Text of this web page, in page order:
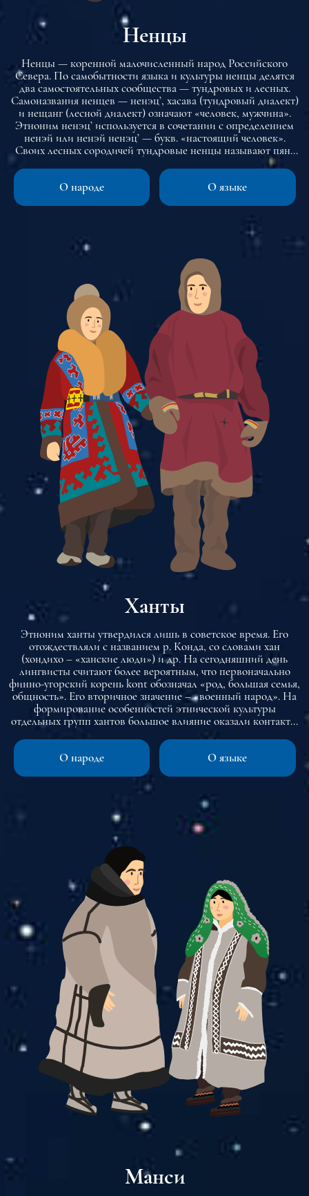
Ненцы
Ненцы — коренной малочисленный народ Российского
Севера. По самобытности языка и культуры ненцы делятся
два самостоятельных сообщества — тундровых и лесных.
Самоназвания ненцев — ненэц’, хасава (тундровый диалект)
и нещанг (лесной диалект) означают «человек, мужчина».
Этноним ненэц’ используется в сочетании с определением
ненэй или ненэй ненэц’ — букв. «настоящий человек».
Своих лесных сородичей тундровые ненцы называют пян-
хасава («лесной человек») или Пяками (по названию самого
многочисленного рода). В русских летописях и документах
тундровые ненцы известны как «самоядь», «самоеды» и
«юраки», лесные ненцы — «кунная» (казымская) самоядь.
происходит от саамского самэ-еднэ — «земля саамов, земля
О народе О языке
Ханты
Этноним ханты утвердился лишь в советское время. Его
отождествляли с названием р. Конда, со словами хан
(хондихо – «ханские люди») и др. На сегодняшний день
лингвисты считают более вероятным, что первоначально
финно-угорский корень kont обозначал «род, большая семья,
общность». Его вторичное значение – «военный народ». На
формирование особенностей этнической культуры
отдельных групп хантов большое влияние оказали контакты
промысловая культура предков северных хантов испытала
сильное влияние ненецкой оленеводческой культуры, а также
коми.
О народе О языке
Манси